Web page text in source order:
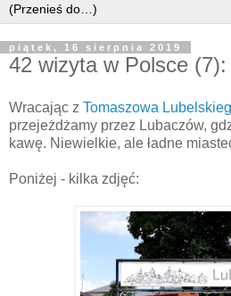
piątek, 16 sierpnia 2019
42 wizyta w Polsce
Wracając z Tomaszowa
przejeżdżamy przez Lubaczów,
kawę. Niewielkie, ale ładne
Poniżej - kilka zdjęć: